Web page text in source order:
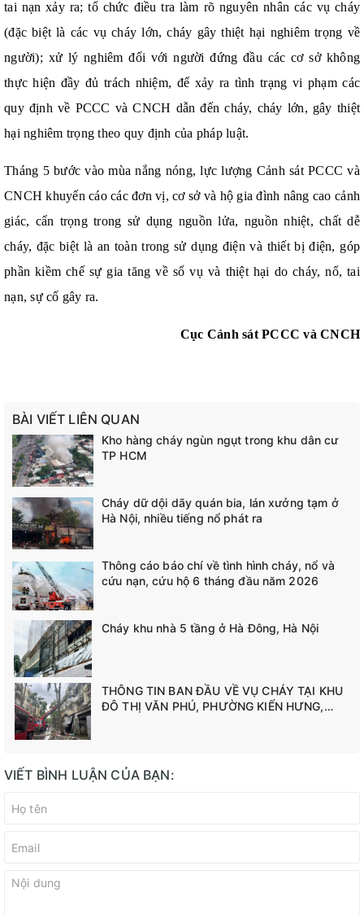
tai nạn xảy ra; tổ chức điều tra làm rõ nguyên nhân các vụ cháy
(đặc biệt là các vụ cháy lớn, cháy gây thiệt hại nghiêm trọng về
người); xử lý nghiêm đối với người đứng đầu các cơ sở không
thực hiện đầy đủ trách nhiệm, để xảy ra tình trạng vi phạm các
quy định về PCCC và CNCH dẫn đến cháy, cháy lớn, gây thiệt
hại nghiêm trọng theo quy định của pháp luật.
Tháng 5 bước vào mùa nắng nóng, lực lượng Cảnh sát PCCC và
CNCH khuyến cáo các đơn vị, cơ sở và hộ gia đình nâng cao cảnh
giác, cẩn trọng trong sử dụng nguồn lửa, nguồn nhiệt, chất dễ
cháy, đặc biệt là an toàn trong sử dụng điện và thiết bị điện, góp
phần kiềm chế sự gia tăng về số vụ và thiệt hại do cháy, nổ, tai
nạn, sự cố gây ra.
Cục Cảnh sát PCCC và CNCH
BÀI VIẾT LIÊN QUAN
Kho hàng cháy ngùn ngụt trong khu dân cư
TP HCM
Cháy dữ dội dãy quán bia, lán xưởng tạm ở
Hà Nội, nhiều tiếng nổ phát ra
Thông cáo báo chí về tình hình cháy, nổ và
cứu nạn, cứu hộ 6 tháng đầu năm 2026
Cháy khu nhà 5 tầng ở Hà Đông, Hà Nội
THÔNG TIN BAN ĐẦU VỀ VỤ CHÁY TẠI KHU
ĐÔ THỊ VĂN PHÚ, PHƯỜNG KIẾN HƯNG,
VIẾT BÌNH LUẬN CỦA BẠN: